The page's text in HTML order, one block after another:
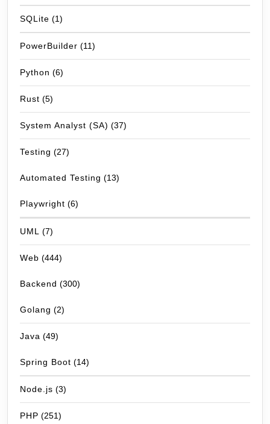
SQLite (1)
PowerBuilder (11)
Python (6)
Rust (5)
System Analyst (SA) (37)
Testing (27)
Automated Testing (13)
Playwright (6)
UML (7)
Web (444)
Backend (300)
Golang (2)
Java (49)
Spring Boot (14)
Node.js (3)
PHP (251)